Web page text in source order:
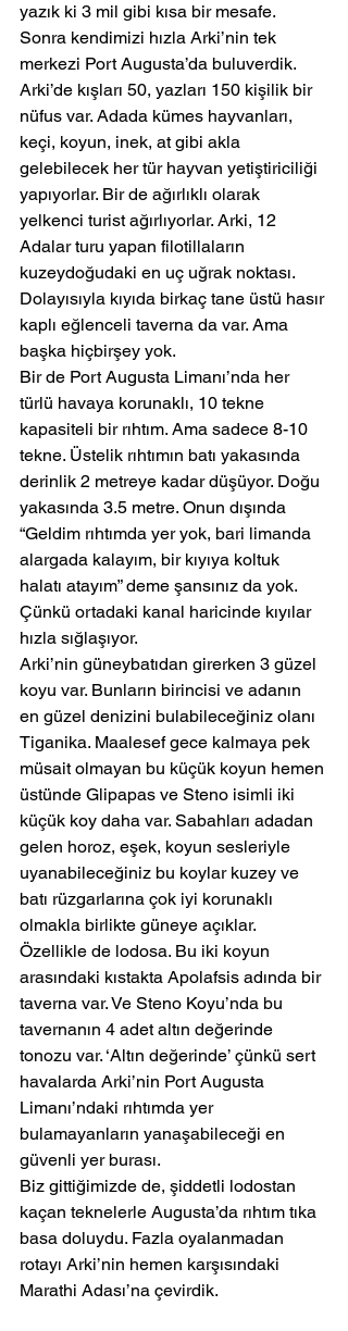
yazık ki 3 mil gibi kısa bir mesafe.
Sonra kendimizi hızla Arki’nin tek
merkezi Port Augusta’da buluverdik.
Arki’de kışları 50, yazları 150 kişilik bir
nüfus var. Adada kümes hayvanları,
keçi, koyun, inek, at gibi akla
gelebilecek her tür hayvan yetiştiriciliği
yapıyorlar. Bir de ağırlıklı olarak
yelkenci turist ağırlıyorlar. Arki, 12
Adalar turu yapan filotillaların
kuzeydoğudaki en uç uğrak noktası.
Dolayısıyla kıyıda birkaç tane üstü hasır
kaplı eğlenceli taverna da var. Ama
başka hiçbirşey yok.
Bir de Port Augusta Limanı’nda her
türlü havaya korunaklı, 10 tekne
kapasiteli bir rıhtım. Ama sadece 8-10
tekne. Üstelik rıhtımın batı yakasında
derinlik 2 metreye kadar düşüyor. Doğu
yakasında 3.5 metre. Onun dışında
“Geldim rıhtımda yer yok, bari limanda
alargada kalayım, bir kıyıya koltuk
halatı atayım” deme şansınız da yok.
Çünkü ortadaki kanal haricinde kıyılar
hızla sığlaşıyor.
Arki’nin güneybatıdan girerken 3 güzel
koyu var. Bunların birincisi ve adanın
en güzel denizini bulabileceğiniz olanı
Tiganika. Maalesef gece kalmaya pek
müsait olmayan bu küçük koyun hemen
üstünde Glipapas ve Steno isimli iki
küçük koy daha var. Sabahları adadan
gelen horoz, eşek, koyun sesleriyle
uyanabileceğiniz bu koylar kuzey ve
batı rüzgarlarına çok iyi korunaklı
olmakla birlikte güneye açıklar.
Özellikle de lodosa. Bu iki koyun
arasındaki kıstakta Apolafsis adında bir
taverna var. Ve Steno Koyu’nda bu
tavernanın 4 adet altın değerinde
tonozu var. ‘Altın değerinde’ çünkü sert
havalarda Arki’nin Port Augusta
Limanı’ndaki rıhtımda yer
bulamayanların yanaşabileceği en
güvenli yer burası.
Biz gittiğimizde de, şiddetli lodostan
kaçan teknelerle Augusta’da rıhtım tıka
basa doluydu. Fazla oyalanmadan
rotayı Arki’nin hemen karşısındaki
Marathi Adası’na çevirdik.